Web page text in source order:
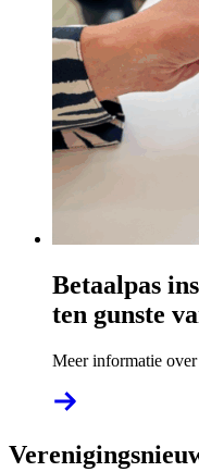
Betaalpas
ten gunste
Meer informatie